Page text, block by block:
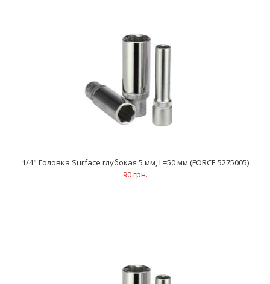
90 грн.
1/4" Головка Surface глубокая 5 мм, L=50 мм (FORCE 5275005)
90 грн.